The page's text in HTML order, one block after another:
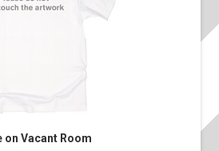
on Vacant Room